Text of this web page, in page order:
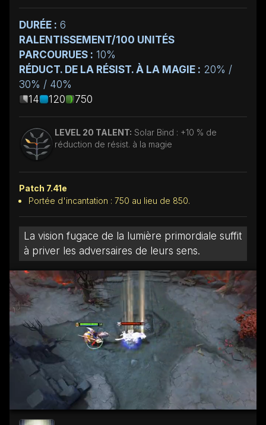
DURÉE : 6
RALENTISSEMENT/100 UNITÉS
PARCOURUES : 10%
RÉDUCT. DE LA RÉSIST. À LA MAGIE : 20% /
30% / 40%
14
120 750
LEVEL 20 TALENT: Solar Bind : +10 % de
réduction de résist. à la magie
Patch 7.41e
Portée d'incantation : 750 au lieu de 850.
La vision fugace de la lumière primordiale suffit
à priver les adversaires de leurs sens.